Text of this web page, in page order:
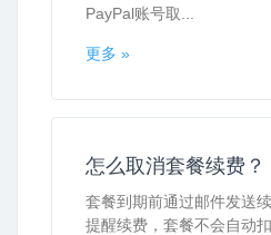
PayPal账号取...
更多 »
怎么取消套餐续费？
套餐到期前通过邮件发送
提醒续费，套餐不会自动